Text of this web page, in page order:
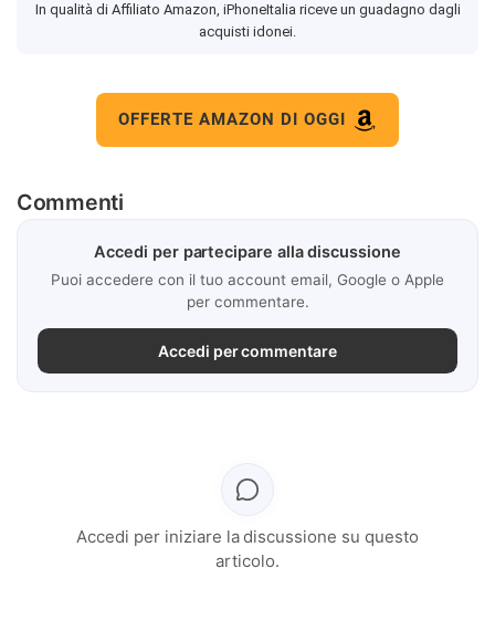
In qualità di Affiliato Amazon, iPhoneItalia riceve un guadagno dagli
acquisti idonei.
OFFERTE AMAZON DI OGGI
Commenti
Accedi per partecipare alla discussione
Puoi accedere con il tuo account email, Google o Apple
per commentare.
Accedi per commentare
Accedi per iniziare la discussione su questo
articolo.